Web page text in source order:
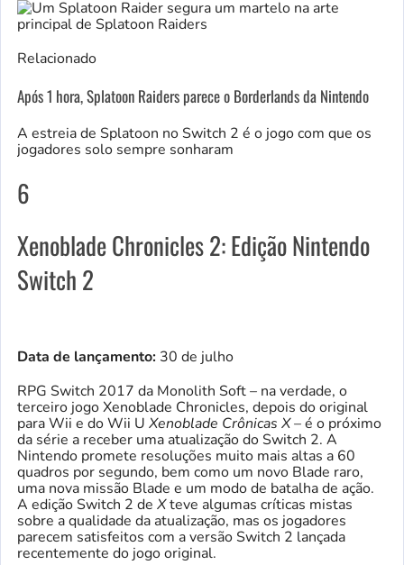
Relacionado
Após 1 hora, Splatoon Raiders parece o Borderlands da Nintendo
A estreia de Splatoon no Switch 2 é o jogo com que os
jogadores solo sempre sonharam
6
Xenoblade Chronicles 2: Edição Nintendo
Switch 2
Data de lançamento: 30 de julho
RPG Switch 2017 da Monolith Soft – na verdade, o
terceiro jogo Xenoblade Chronicles, depois do original
para Wii e do Wii U Xenoblade Crônicas X– é o próximo
da série a receber uma atualização do Switch 2. A
Nintendo promete resoluções muito mais altas a 60
quadros por segundo, bem como um novo Blade raro,
uma nova missão Blade e um modo de batalha de ação.
A edição Switch 2 de Xteve algumas críticas mistas
sobre a qualidade da atualização, mas os jogadores
parecem satisfeitos com a versão Switch 2 lançada
recentemente do jogo original.